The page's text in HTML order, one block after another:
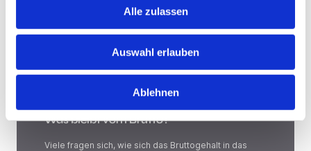
Alle zulassen
Auswahl erlauben
Ablehnen
Was bleibt vom Brutto?
Viele fragen sich, wie sich das Bruttogehalt in das
Was bleibt vom Brutto?